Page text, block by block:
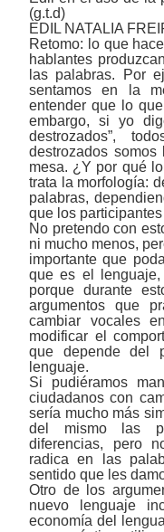
(g.t.d)
EDIL NATALIA
Retomo: lo que
hablantes
las palabras. Por
sentamos en la
entender que lo
embargo, si yo
destrozados”,
destrozados
mesa. ¿Y por qué
trata la morfología:
palabras,
que los
No pretendo con
ni mucho menos,
importante que
que es el lenguaje,
porque durante
argumentos que
cambiar vocales
modificar el
que depende del
lenguaje.
Si pudiéramos
ciudadanos con
sería mucho más
del mismo las
diferencias, pero
radica en las
sentido que les
Otro de los
nuevo lenguaje
economía del